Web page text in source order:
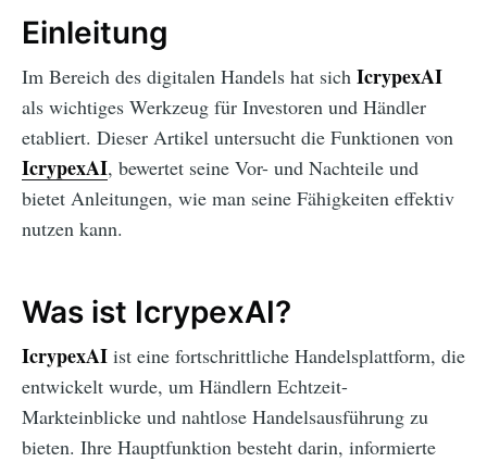
Einleitung
Im Bereich des digitalen Handels hat sich IcrypexAI
als wichtiges Werkzeug für Investoren und Händler
etabliert. Dieser Artikel untersucht die Funktionen von
IcrypexAI, bewertet seine Vor- und Nachteile und
bietet Anleitungen, wie man seine Fähigkeiten effektiv
nutzen kann.
Was ist IcrypexAI?
IcrypexAI ist eine fortschrittliche Handelsplattform, die
entwickelt wurde, um Händlern Echtzeit-
Markteinblicke und nahtlose Handelsausführung zu
bieten. Ihre Hauptfunktion besteht darin, informierte